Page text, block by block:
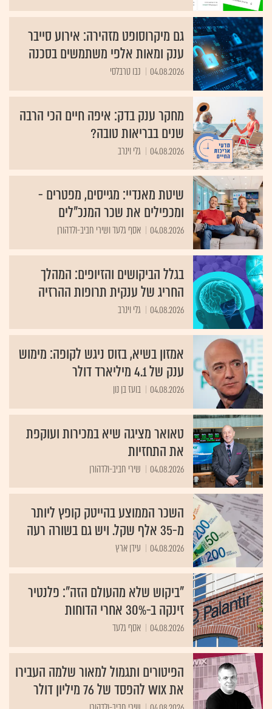
גם מיקרוסופט מזהירה: אירוע סייבר
ענק ומאות אלפי משתמשים בסכנה
04.08.2026 נבו טרבלסי
מחקר ענק בדק: איפה חיים הכי הרבה
שנים בבריאות טובה?
04.08.2026 גלי וינרב
שיטת מאנדיי: מגייסים, מפטרים -
ומכפילים את שכר המנכ"לים
04.08.2026 אסף גלעד ושירי חביב-ולדהורן
בגלל הביקושים והזיופים: המהלך
החריג של ענקית תרופות ההרזיה
04.08.2026 גלי וינרב
אמזון בשיא, בזוס ניגש לקופה: מימוש
ענק של 4.1 מיליארד דולר
04.08.2026 בועז בן נון
טאואר מציגה שיא במכירות ועוקפת
את התחזיות
04.08.2026 שירי חביב-ולדהורן
השכר הממוצע בהייטק קופץ ליותר
מ-35 אלף שקל. ויש גם בשורה רעה
04.08.2026 עידן ארץ
"ביקוש שלא מהעולם הזה": פלנטיר
זינקה ב-30% אחרי הדוחות
04.08.2026 אסף גלעד
הפיטורים ותגמול למאור שלמה העבירו
את Wix להפסד של 76 מיליון דולר